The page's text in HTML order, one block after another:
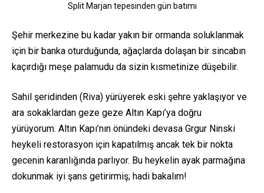
Split Marjan tepesinden gün batımı
Şehir merkezine bu kadar yakın bir ormanda soluklanmak
için bir banka oturduğunda, ağaçlarda dolaşan bir sincabın
kaçırdığı meşe palamudu da sizin kısmetinize düşebilir.
Sahil şeridinden (Riva) yürüyerek eski şehre yaklaşıyor ve
ara sokaklardan geze geze Altın Kapı’ya doğru
yürüyorum. Altın Kapı’nın önündeki devasa Grgur Ninski
heykeli restorasyon için kapatılmış ancak tek bir nokta
gecenin karanlığında parlıyor. Bu heykelin ayak parmağına
dokunmak iyi şans getirirmiş; hadi bakalım!